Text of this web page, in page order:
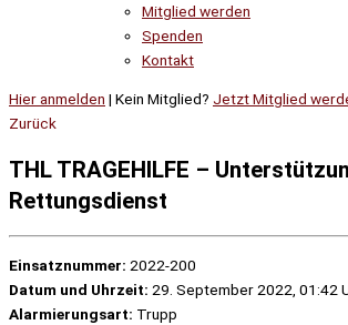
Mitglied werden
Spenden
Kontakt
Hier anmelden | Kein Mitglied? Jetzt Mitglied
Zurück
THL TRAGEHILFE –
Rettungsdienst
Einsatznummer: 2022-200
Datum und Uhrzeit: 29. September 2022, 01:42
Alarmierungsart: Trupp